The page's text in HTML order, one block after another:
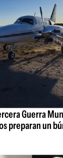
Guerra
preparan un